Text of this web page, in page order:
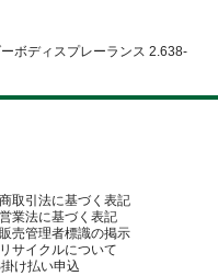
ボディスプレーランス 2.638-
取引法に基づく表記
業法に基づく表記
売管理者標識の掲示
サイクルについて
け払い申込